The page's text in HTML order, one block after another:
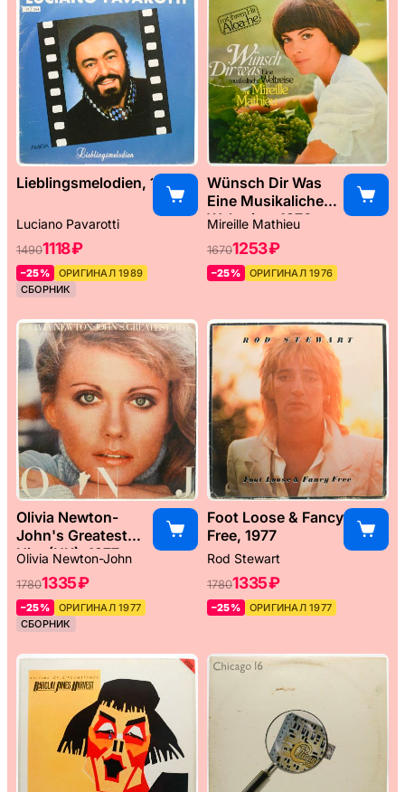
Lieblingsmelodien, 1989
Luciano Pavarotti
14901118 ₽
–25%
ОРИГИНАЛ 1989
СБОРНИК
Wünsch Dir Was
Eine Musikaliche
Weltreise, 1976
Mireille Mathieu
16701253 ₽
–25% ОРИГИНАЛ 1976
Olivia Newton-
John's Greatest
Hits (UK), 1977
Olivia Newton-John
17801335 ₽
–25%
ОРИГИНАЛ 1977
СБОРНИК
Foot Loose & Fancy
Free, 1977
Rod Stewart
17801335 ₽
–25% ОРИГИНАЛ 1977